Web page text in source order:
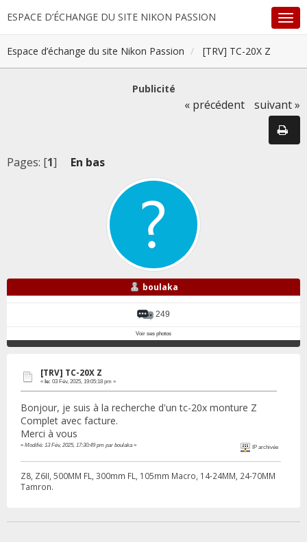
ESPACE D’ÉCHANGE DU SITE NIKON PASSION
Espace d’échange du site Nikon Passion [TRV] TC-20X Z
Publicité
« précédent suivant »
Pages: [1] En bas
boulaka
249
Voir ses photos
[TRV] TC-20X Z
« le: 03 Fév, 2025, 19:05:18 pm »
Bonjour, je suis à la recherche d'un tc-20x monture Z
Complet avec facture.
Merci à vous
« Modifié: 13 Fév, 2025, 17:30:49 pm par boulaka » IP archivée
Z8, Z6II, 500MM FL, 300mm FL, 105mm Macro, 14-24MM, 24-70MM
Tamron.